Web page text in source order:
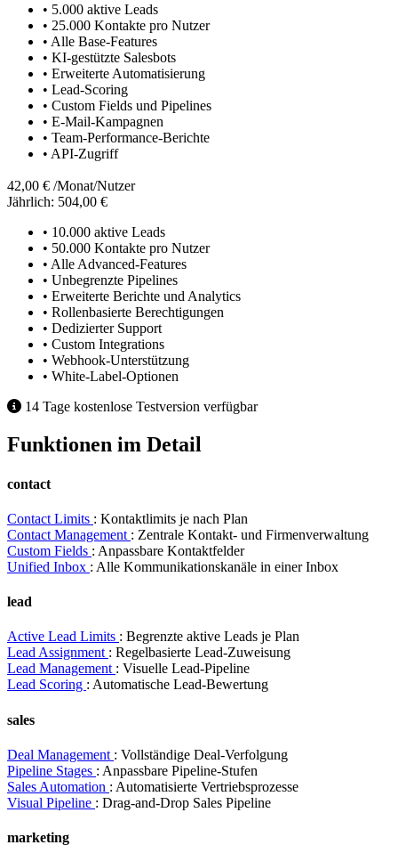
• 5.000 aktive Leads
• 25.000 Kontakte pro Nutzer
• Alle Base-Features
• KI-gestützte Salesbots
• Erweiterte Automatisierung
• Lead-Scoring
• Custom Fields und Pipelines
• E-Mail-Kampagnen
• Team-Performance-Berichte
• API-Zugriff
42,00 € /Monat/Nutzer
Jährlich: 504,00 €
• 10.000 aktive Leads
• 50.000 Kontakte pro Nutzer
• Alle Advanced-Features
• Unbegrenzte Pipelines
• Erweiterte Berichte und Analytics
• Rollenbasierte Berechtigungen
• Dedizierter Support
• Custom Integrations
• Webhook-Unterstützung
• White-Label-Optionen
14 Tage kostenlose Testversion verfügbar
Funktionen im Detail
contact
Contact Limits : Kontaktlimits je nach Plan
Contact Management : Zentrale Kontakt- und Firmenverwaltung
Custom Fields : Anpassbare Kontaktfelder
Unified Inbox : Alle Kommunikationskanäle in einer Inbox
lead
Active Lead Limits : Begrenzte aktive Leads je Plan
Lead Assignment : Regelbasierte Lead-Zuweisung
Lead Management : Visuelle Lead-Pipeline
Lead Scoring : Automatische Lead-Bewertung
sales
Deal Management : Vollständige Deal-Verfolgung
Pipeline Stages : Anpassbare Pipeline-Stufen
Sales Automation : Automatisierte Vertriebsprozesse
Visual Pipeline : Drag-and-Drop Sales Pipeline
marketing